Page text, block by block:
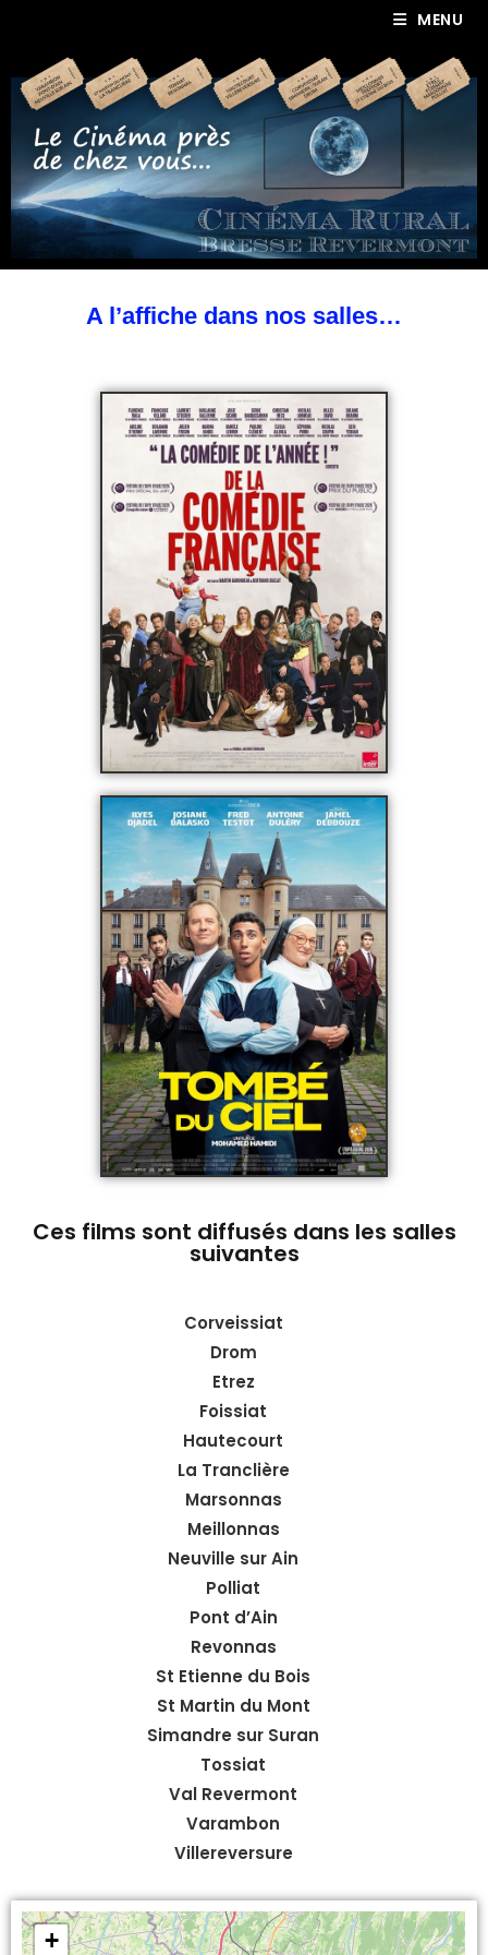
MENU
A l’affiche dans nos salles…
Ces films sont diffusés dans les salles
suivantes
Corveissiat
Drom
Etrez
Foissiat
Hautecourt
La Tranclière
Marsonnas
Meillonnas
Neuville sur Ain
Polliat
Pont d’Ain
Revonnas
St Etienne du Bois
St Martin du Mont
Simandre sur Suran
Tossiat
Val Revermont
Varambon
Villereversure
+